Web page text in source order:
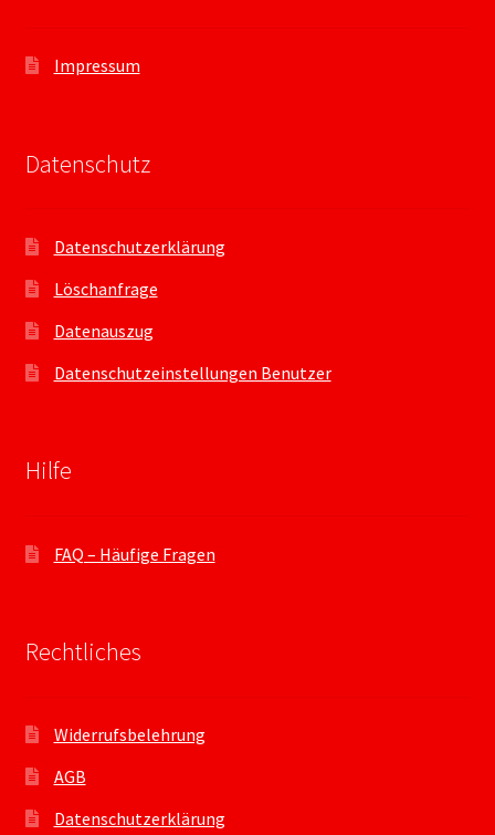
Impressum
Datenschutz
Datenschutzerklärung
Löschanfrage
Datenauszug
Datenschutzeinstellungen Benutzer
Hilfe
FAQ – Häufige Fragen
Rechtliches
Widerrufsbelehrung
AGB
Datenschutzerklärung